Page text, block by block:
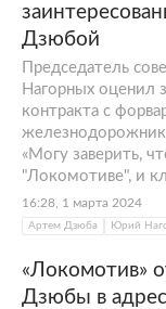
Дзюбой
Председатель
Нагорных оценил
контракта с
«Могу заверить,
"Локомотиве", и
16:28, 1 марта 2024
Артем Дзюба Юрий
«Локомотив»
Дзюбы в